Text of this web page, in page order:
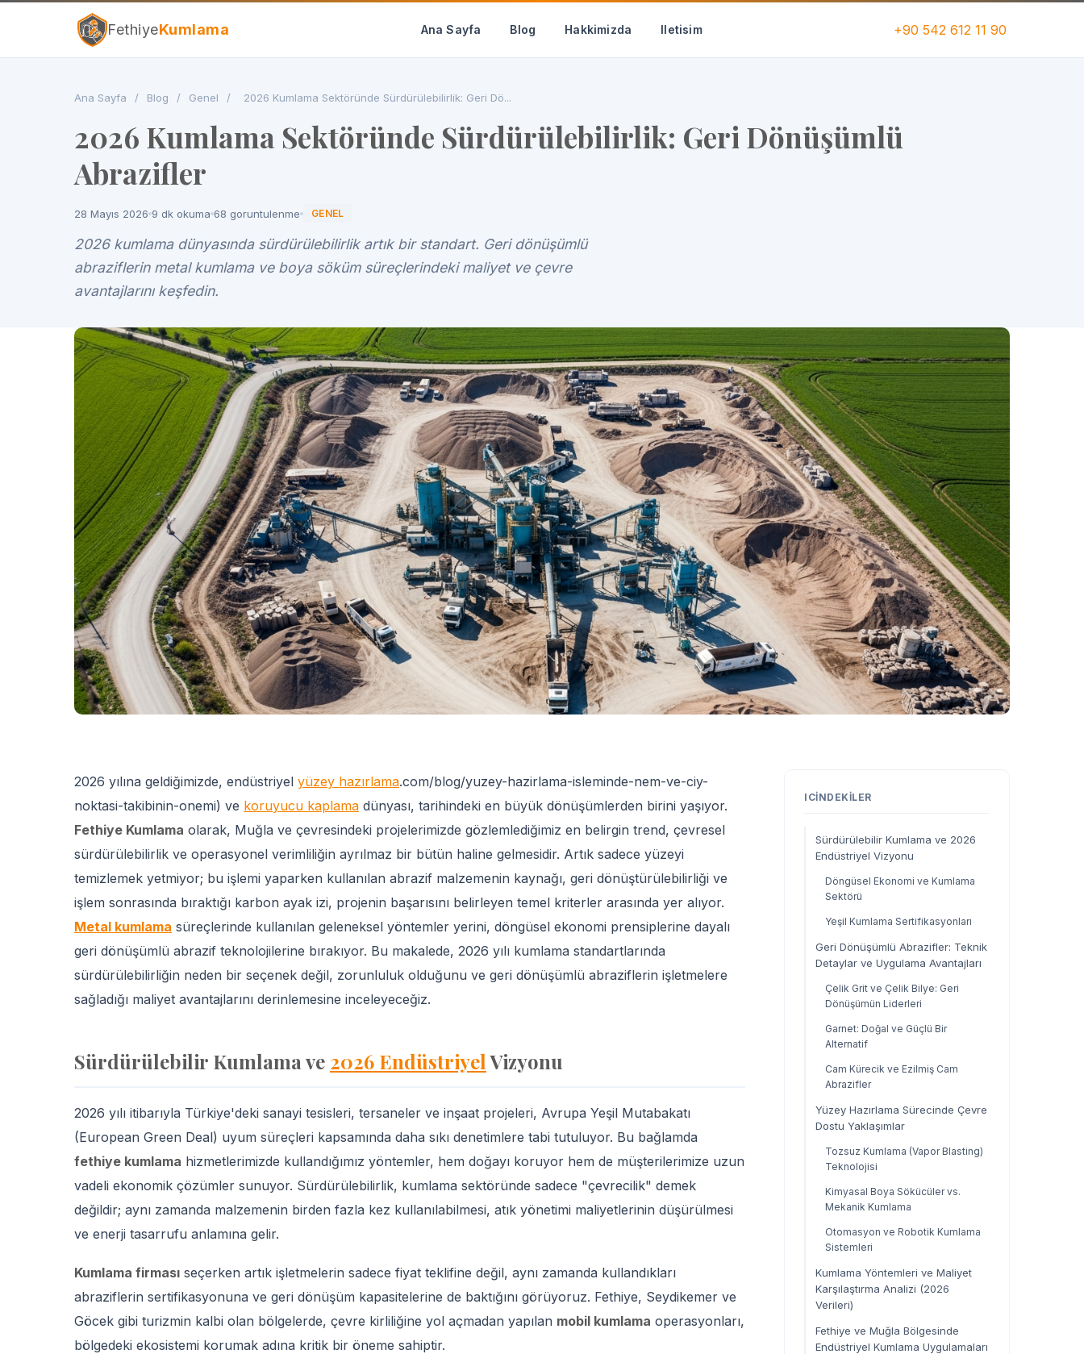
FethiyeKumlama Ana Sayfa Blog Hakkimizda Iletisim +90 542 612 11 90
Ana Sayfa / Blog / Genel / 2026 Kumlama Sektöründe Sürdürülebilirlik: Geri Dö...
2026 Kumlama Sektöründe Sürdürülebilirlik: Geri Dönüşümlü
Abrazifler
28 Mayıs 2026 9 dk okuma 68 goruntulenme GENEL
2026 kumlama dünyasında sürdürülebilirlik artık bir standart. Geri dönüşümlü
abraziflerin metal kumlama ve boya söküm süreçlerindeki maliyet ve çevre
avantajlarını keşfedin.
2026 yılına geldiğimizde, endüstriyel yüzey hazırlama.com/blog/yuzey-hazirlama-isleminde-nem-ve-ciy-
noktasi-takibinin-onemi) ve koruyucu kaplama dünyası, tarihindeki en büyük dönüşümlerden birini yaşıyor.
Fethiye Kumlama olarak, Muğla ve çevresindeki projelerimizde gözlemlediğimiz en belirgin trend, çevresel
sürdürülebilirlik ve operasyonel verimliliğin ayrılmaz bir bütün haline gelmesidir. Artık sadece yüzeyi
temizlemek yetmiyor; bu işlemi yaparken kullanılan abrazif malzemenin kaynağı, geri dönüştürülebilirliği ve
işlem sonrasında bıraktığı karbon ayak izi, projenin başarısını belirleyen temel kriterler arasında yer alıyor.
Metal kumlama süreçlerinde kullanılan geleneksel yöntemler yerini, döngüsel ekonomi prensiplerine dayalı
geri dönüşümlü abrazif teknolojilerine bırakıyor. Bu makalede, 2026 yılı kumlama standartlarında
sürdürülebilirliğin neden bir seçenek değil, zorunluluk olduğunu ve geri dönüşümlü abraziflerin işletmelere
sağladığı maliyet avantajlarını derinlemesine inceleyeceğiz.
Sürdürülebilir Kumlama ve 2026 EndüstriyelVizyonu
2026 yılı itibarıyla Türkiye'deki sanayi tesisleri, tersaneler ve inşaat projeleri, Avrupa Yeşil Mutabakatı
(European Green Deal) uyum süreçleri kapsamında daha sıkı denetimlere tabi tutuluyor. Bu bağlamda
fethiye kumlama hizmetlerimizde kullandığımız yöntemler, hem doğayı koruyor hem de müşterilerimize uzun
vadeli ekonomik çözümler sunuyor. Sürdürülebilirlik, kumlama sektöründe sadece "çevrecilik" demek
değildir; aynı zamanda malzemenin birden fazla kez kullanılabilmesi, atık yönetimi maliyetlerinin düşürülmesi
ve enerji tasarrufu anlamına gelir.
Kumlama firması seçerken artık işletmelerin sadece fiyat teklifine değil, aynı zamanda kullandıkları
abraziflerin sertifikasyonuna ve geri dönüşüm kapasitelerine de baktığını görüyoruz. Fethiye, Seydikemer ve
Göcek gibi turizmin kalbi olan bölgelerde, çevre kirliliğine yol açmadan yapılan mobil kumlama operasyonları,
bölgedeki ekosistemi korumak adına kritik bir öneme sahiptir.
ICINDEKILER
Sürdürülebilir Kumlama ve 2026
Endüstriyel Vizyonu
Döngüsel Ekonomi ve Kumlama
Sektörü
Yeşil Kumlama Sertifikasyonları
Geri Dönüşümlü Abrazifler: Teknik
Detaylar ve Uygulama Avantajları
Çelik Grit ve Çelik Bilye: Geri
Dönüşümün Liderleri
Garnet: Doğal ve Güçlü Bir
Alternatif
Cam Kürecik ve Ezilmiş Cam
Abrazifler
Yüzey Hazırlama Sürecinde Çevre
Dostu Yaklaşımlar
Tozsuz Kumlama (Vapor Blasting)
Teknolojisi
Kimyasal Boya Sökücüler vs.
Mekanik Kumlama
Otomasyon ve Robotik Kumlama
Sistemleri
Kumlama Yöntemleri ve Maliyet
Karşılaştırma Analizi (2026
Verileri)
Fethiye ve Muğla Bölgesinde
Endüstriyel Kumlama Uygulamaları